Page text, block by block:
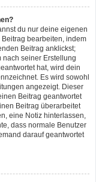
du nur deine eigenen
bearbeiten, indem
Beitrag anklickst;
nach seiner Erstellung
hat, wird dein
Es wird sowohl
angezeigt. Dieser
Beitrag geantwortet
Beitrag überarbeitet
eine Notiz hinterlassen,
dass normale Benutzer
darauf geantwortet